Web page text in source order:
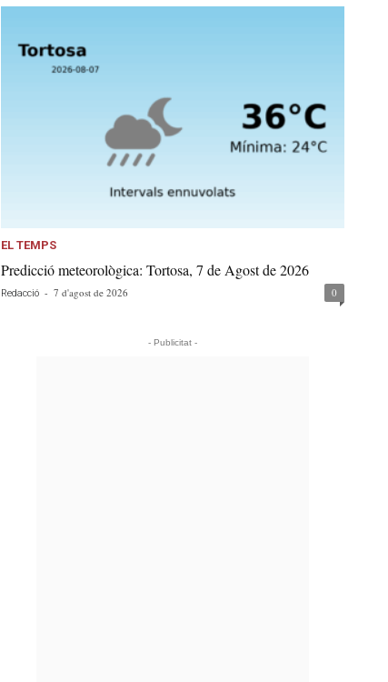
EL TEMPS
Predicció meteorològica: Tortosa, 7 de Agost de 2026
Redacció - 7 d'agost de 2026 0
- Publicitat -